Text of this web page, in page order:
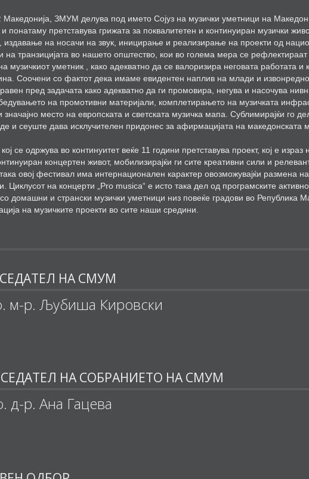
Македонија, ЗМУМ делува под името Сојуз на музички уметници на
понатаму претставува грижата за поквалитетен и континуиран музички
издавање на носачи на звук, иницирање и реализирање на проекти од
на транзицијата во нашето општество, кои во голема мера се
музичкиот уметник , како адекватно да се валоризира неговата работата
Соочени со фактот дека имаме евидентен наплив на млади и
пред задачата како адекватно да ги промовира, негува и насочува
на промотивни материјали, комплетирањето на музичката
значајно место на европската и светската музичка мапа. Сублимирајќи
и сеуште дава исклучителен придонес за афирмацијата на македонската
се одржува во континуитет веќе 11 години претставува проект, кој е
концертен живот, мобилизирајќи ги сите креативни сили и
овој фестивал има интернационален карактер овозможувајќи размена
Циклусот на концерти „Pro musica“ е исто така дел од програмските
домашни и странски музички уметници низ повеќе градови во Република
на музичките проекти во сите наши средини.
НА СМУМ
м-р. Љубиша Кировски
НА СОБРАНИЕТО НА СМУМ
д-р. Ана Гацева